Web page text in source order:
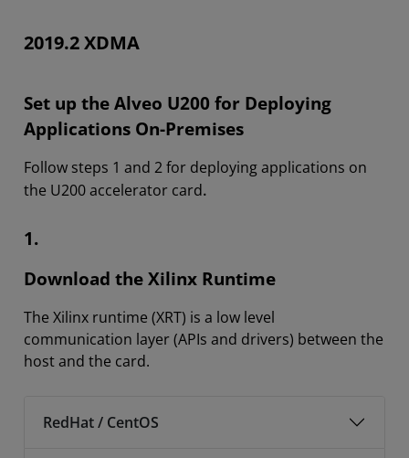
2019.2 XDMA
Set up the Alveo U200 for Deploying
Applications On-Premises
Follow steps 1 and 2 for deploying applications on
the U200 accelerator card.
1.
Download the Xilinx Runtime
The Xilinx runtime (XRT) is a low level
communication layer (APIs and drivers) between the
host and the card.
RedHat / CentOS